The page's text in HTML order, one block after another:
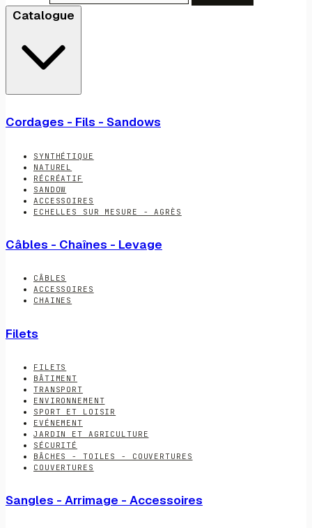
Catalogue
Cordages - Fils - Sandows
SYNTHÉTIQUE
NATUREL
RÉCRÉATIF
SANDOW
ACCESSOIRES
ECHELLES SUR MESURE - AGRÈS
Câbles - Chaînes - Levage
CÂBLES
ACCESSOIRES
CHAINES
Filets
FILETS
BÂTIMENT
TRANSPORT
ENVIRONNEMENT
SPORT ET LOISIR
EVÉNEMENT
JARDIN ET AGRICULTURE
SÉCURITÉ
BÂCHES - TOILES - COUVERTURES
COUVERTURES
Sangles - Arrimage - Accessoires